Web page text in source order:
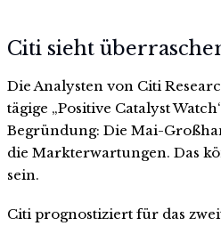
Citi sieht
Die Analysten von Citi
tägige „Positive Catalyst
Begründung: Die Mai-
die Markterwartungen. Das
sein.
Citi prognostiziert für das